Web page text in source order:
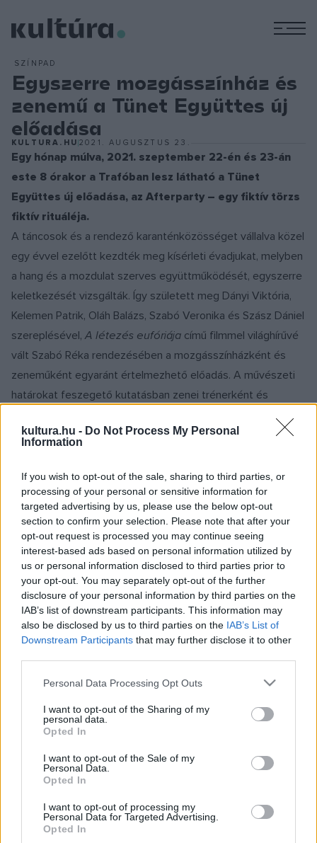
kultura.hu - Do Not Process My Personal
Information
If you wish to opt-out of the sale, sharing to third parties, or
processing of your personal or sensitive information for
targeted advertising by us, please use the below opt-out
section to confirm your selection. Please note that after your
opt-out request is processed you may continue seeing
interest-based ads based on personal information utilized by
us or personal information disclosed to third parties prior to
your opt-out. You may separately opt-out of the further
disclosure of your personal information by third parties on the
IAB’s list of downstream participants. This information may
also be disclosed by us to third parties on the IAB’s List of
Downstream Participants that may further disclose it to other
Please note that this website/app uses one or more Google
not limited to your visit or usage behaviour. You may click to
grant or deny consent to Google and its third-party tags to
use your data for below specified purposes in below Google
consent section.
Personal Data Processing Opt Outs
I want to opt-out of the Sharing of my
personal data.
Opted In
I want to opt-out of the Sale of my
Personal Data.
Opted In
I want to opt-out of processing my
Personal Data for Targeted Advertising.
Opted In
SZÍNPAD
Egyszerre mozgásszínház és
zenemű a Tünet Együttes új
előadása
KULTURA.HU 2021. AUGUSZTUS 23.
Egy hónap múlva, 2021. szeptember 22-én és 23-án
este 8 órakor a Trafóban lesz látható a Tünet
Együttes új előadása, az Afterparty – egy fiktív törzs
fiktív rituáléja.
A táncosok és a rendező karanténközösséget vállalva közel
egy évvel ezelőtt kezdték meg kísérleti évadjukat, melyben
a hang és a mozdulat szerves együttműködését, egyszerre
keletkezését vizsgálták. Így született meg Dányi Viktória,
Kelemen Patrik, Oláh Balázs, Szabó Veronika és Szász Dániel
szereplésével,A létezés eufóriája című filmmel világhírűvé
vált Szabó Réka rendezésében a mozgásszínházként és
zeneműként egyaránt értelmezhető előadás. A művészeti
határokat feszegető kutatásban zenei trénerként és
alkotótársként részt vett az ismert jazzénekesnő, Harcsa
Veronika. A mű egyik fő kérdése, hogy gondolhatjuk-e, hogy
keresése társadalmi állásfoglalás.
A csapat teret adott mindenki kíváncsiságának,
kreativitásának. Az emberi hang és mozdulat kapcsolatát
kutatták, hogy felfedezzék, meddig tágítható az a határ,
amit még zeneként tudunk befogadni, hogy létrehozható-e
olyan mű, amely táncelőadásként és zeneműként is
értelmezhető.
ahogy nap mint nap hang és mozdulat egymásra hatásával
kísérleteztünk. Az előadás alapkövei azok a gyakorlatok,
melyeket hónapokon keresztül rítusszerűen végeztünk. A
hang és mozdulat felszabadítása egyszerre játék,
pszichológiai és zenei, előadó-művészeti kísérlet. A Tünetre
intim, mégis univerzális történettel kezdődik – most
elsősorban nem a szavakon, hanem eltemetett hangjainkon